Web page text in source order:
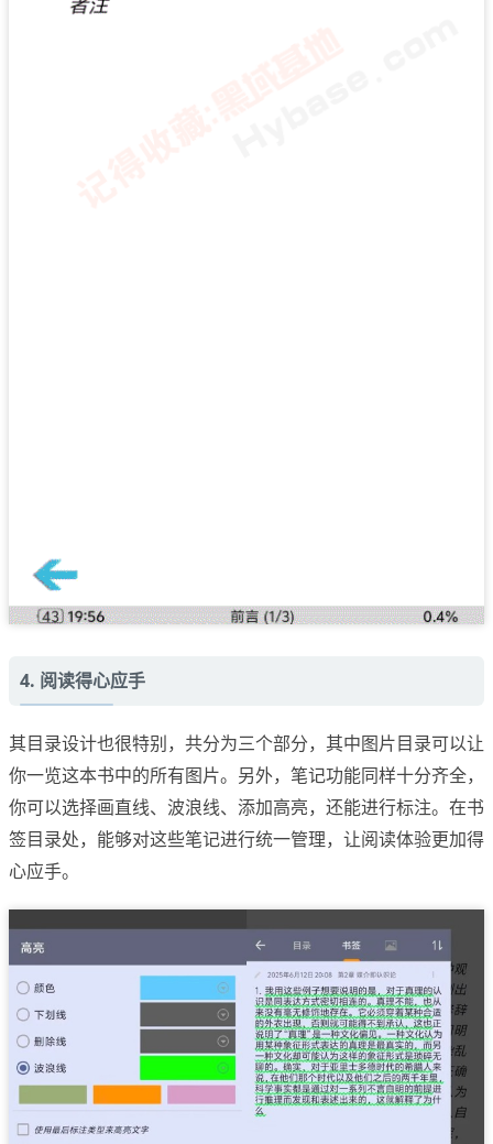
4. 阅读得心应手
其目录设计也很特别，共分为三个部分，其中图片目录可以让
你一览这本书中的所有图片。另外，笔记功能同样十分齐全，
你可以选择画直线、波浪线、添加高亮，还能进行标注。在书
签目录处，能够对这些笔记进行统一管理，让阅读体验更加得
心应手。